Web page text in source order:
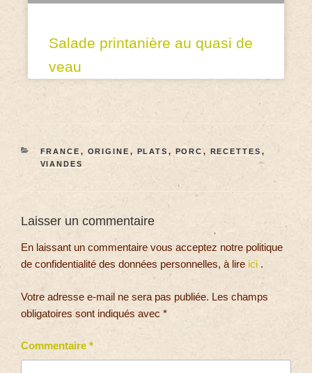
Salade printanière au quasi de
veau
FRANCE , ORIGINE , PLATS , PORC , RECETTES ,
VIANDES
Laisser un commentaire
En laissant un commentaire vous acceptez notre politique
de confidentialité des données personnelles, à lire ici .
Votre adresse e-mail ne sera pas publiée. Les champs
obligatoires sont indiqués avec *
Commentaire *